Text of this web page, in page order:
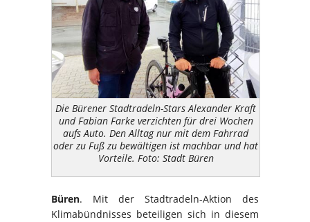
Die Bürener Stadtradeln-Stars Alexander Kraft
und Fabian Farke verzichten für drei Wochen
aufs Auto. Den Alltag nur mit dem Fahrrad
oder zu Fuß zu bewältigen ist machbar und hat
Vorteile. Foto: Stadt Büren
Büren. Mit der Stadtradeln-Aktion des
Klimabündnisses beteiligen sich in diesem